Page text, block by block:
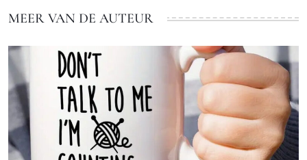
MEER VAN DE AUTEUR